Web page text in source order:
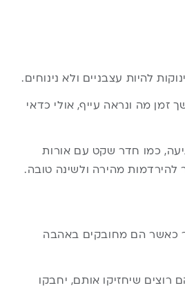
להיות עצבניים ולא נינוחים.
זמן מה ונראה עייף, אולי כדאי
כמו חדר שקט עם אורות
להירדמות מהירה ולשינה טובה.
כאשר הם מחובקים באהבה
רוצים שיחזיקו אותם, יחבקו